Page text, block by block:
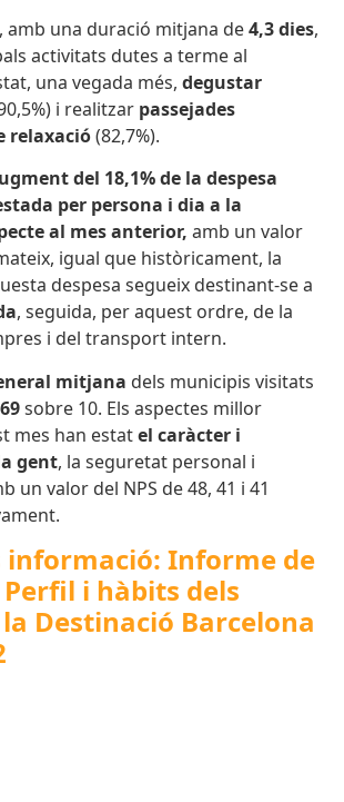
amb una duració mitjana de4,3 dies,
activitats dutes a terme al
una vegada més,degustar
i realitzar passejades
relaxació(82,7%).
del 18,1% de la despesa
per persona i dia a la
al mes anterior,amb un valor
igual que històricament, la
despesa segueix destinant-se a
, seguida, per aquest ordre, de la
i del transport intern.
mitjana dels municipis visitats
sobre 10. Els aspectes millor
mes han estatel caràcter i
gent, la seguretat personal i
un valor del NPS de 48, 41 i 41
informació: Informe de
i hàbits dels
Destinació Barcelona